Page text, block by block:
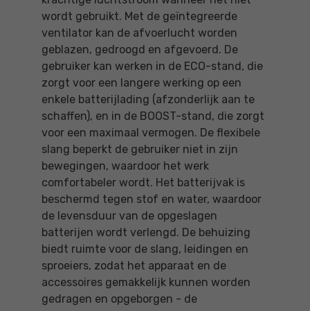
wordt gebruikt. Met de geïntegreerde
ventilator kan de afvoerlucht worden
geblazen, gedroogd en afgevoerd. De
gebruiker kan werken in de ECO-stand, die
zorgt voor een langere werking op een
enkele batterijlading (afzonderlijk aan te
schaffen), en in de BOOST-stand, die zorgt
voor een maximaal vermogen. De flexibele
slang beperkt de gebruiker niet in zijn
bewegingen, waardoor het werk
comfortabeler wordt. Het batterijvak is
beschermd tegen stof en water, waardoor
de levensduur van de opgeslagen
batterijen wordt verlengd. De behuizing
biedt ruimte voor de slang, leidingen en
sproeiers, zodat het apparaat en de
accessoires gemakkelijk kunnen worden
gedragen en opgeborgen - de